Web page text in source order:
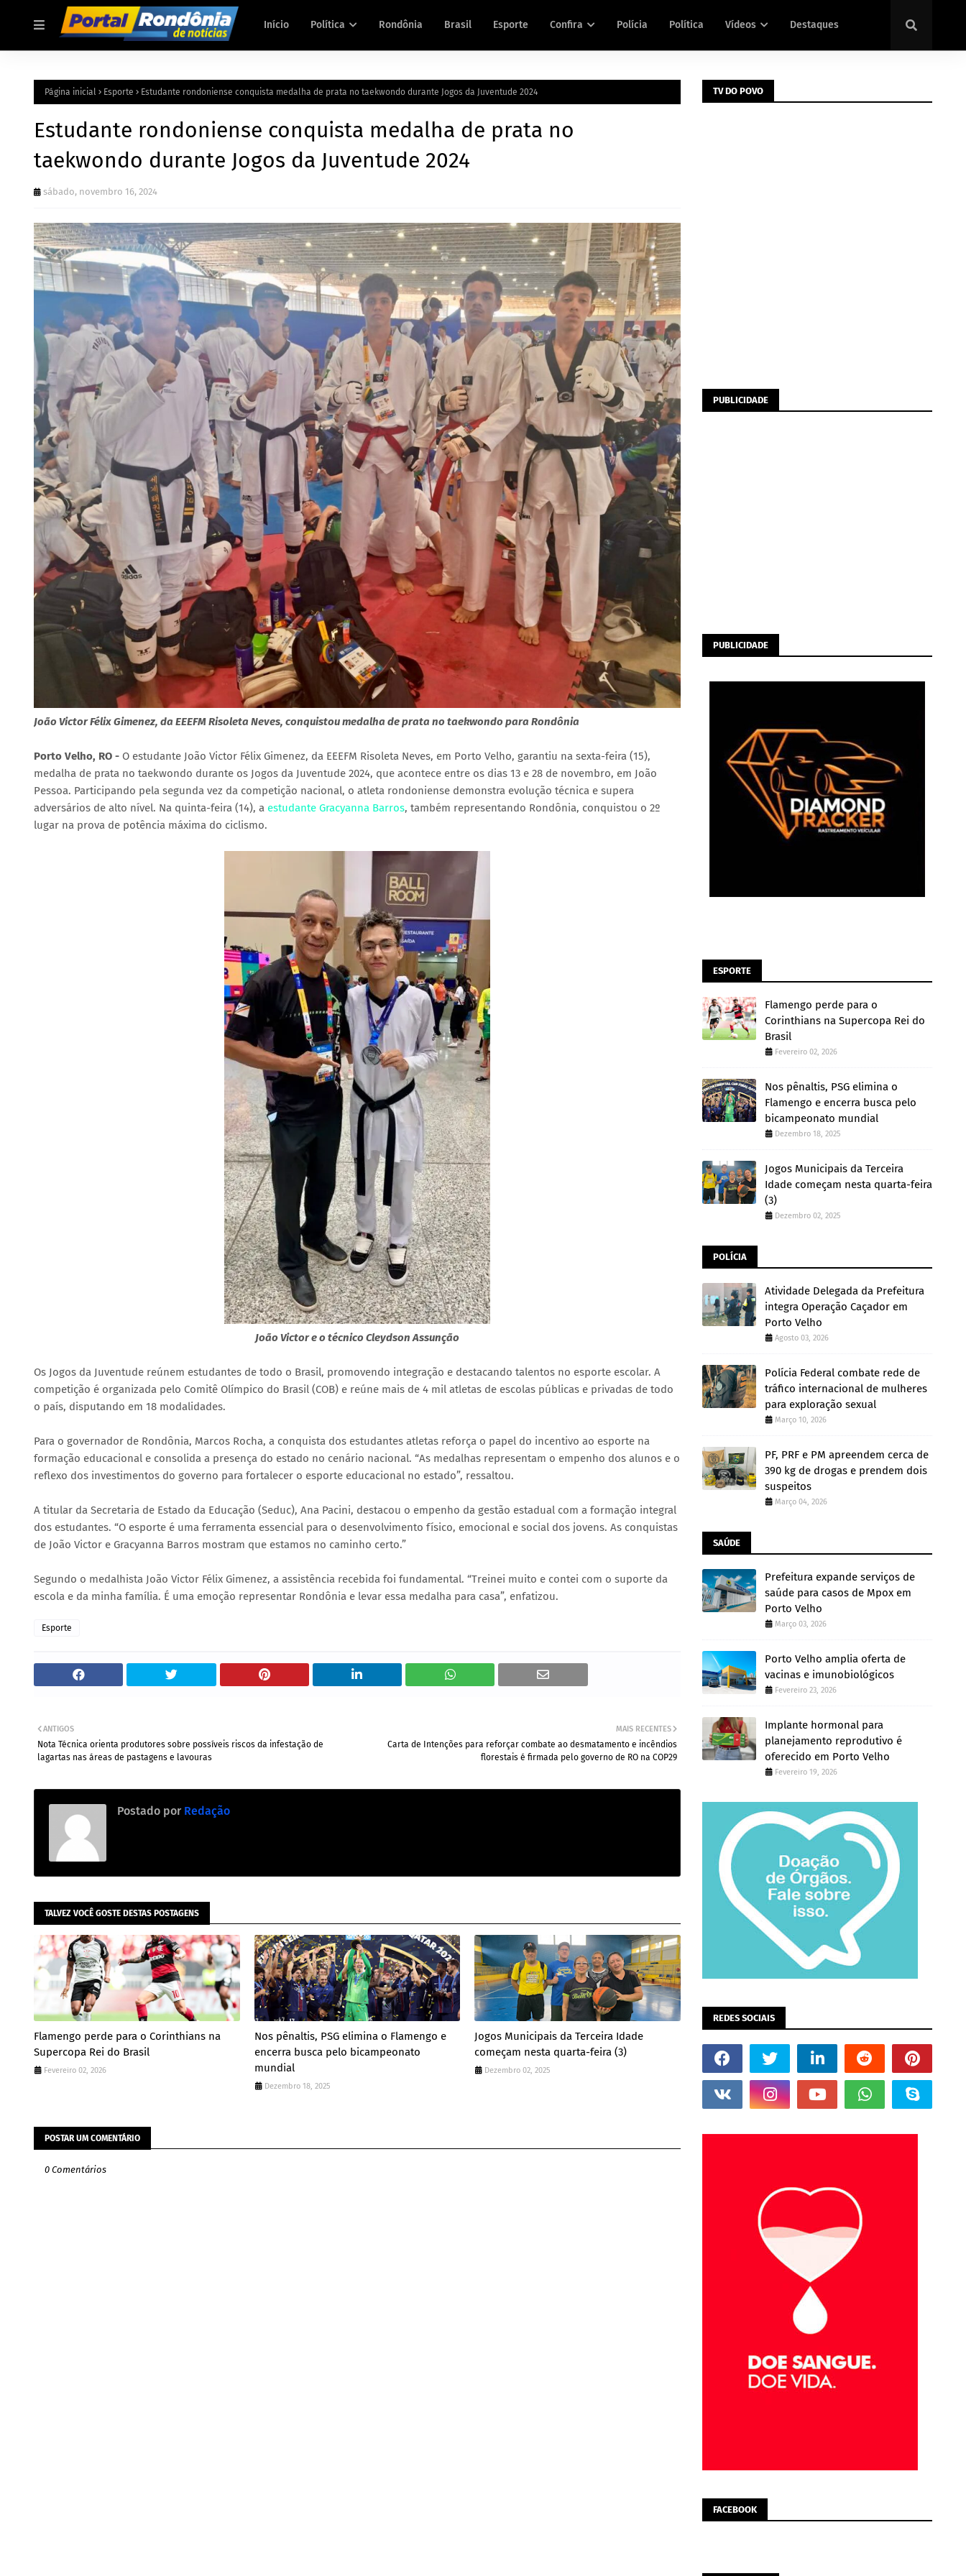
Início Política Rondônia Brasil Esporte Confira Polícia Política Vídeos Destaques
Página inicial Esporte Estudante rondoniense conquista medalha de prata no taekwondo durante Jogos da Juventude 2024
Estudante rondoniense conquista medalha de prata no
taekwondo durante Jogos da Juventude 2024
sábado, novembro 16, 2024
João Victor Félix Gimenez, da EEEFM Risoleta Neves, conquistou medalha de prata no taekwondo para Rondônia
Porto Velho, RO - O estudante João Victor Félix Gimenez, da EEEFM Risoleta Neves, em Porto Velho, garantiu na sexta-feira (15),
medalha de prata no taekwondo durante os Jogos da Juventude 2024, que acontece entre os dias 13 e 28 de novembro, em João
Pessoa. Participando pela segunda vez da competição nacional, o atleta rondoniense demonstra evolução técnica e supera
adversários de alto nível. Na quinta-feira (14), a estudante Gracyanna Barros, também representando Rondônia, conquistou o 2º
lugar na prova de potência máxima do ciclismo.
João Victor e o técnico Cleydson Assunção
Os Jogos da Juventude reúnem estudantes de todo o Brasil, promovendo integração e destacando talentos no esporte escolar. A
competição é organizada pelo Comitê Olímpico do Brasil (COB) e reúne mais de 4 mil atletas de escolas públicas e privadas de todo
o país, disputando em 18 modalidades.
Para o governador de Rondônia, Marcos Rocha, a conquista dos estudantes atletas reforça o papel do incentivo ao esporte na
formação educacional e consolida a presença do estado no cenário nacional. “As medalhas representam o empenho dos alunos e o
reflexo dos investimentos do governo para fortalecer o esporte educacional no estado”, ressaltou.
A titular da Secretaria de Estado da Educação (Seduc), Ana Pacini, destacou o empenho da gestão estadual com a formação integral
dos estudantes. “O esporte é uma ferramenta essencial para o desenvolvimento físico, emocional e social dos jovens. As conquistas
de João Victor e Gracyanna Barros mostram que estamos no caminho certo.”
Segundo o medalhista João Victor Félix Gimenez, a assistência recebida foi fundamental. “Treinei muito e contei com o suporte da
escola e da minha família. É uma emoção representar Rondônia e levar essa medalha para casa”, enfatizou.
Esporte
MAIS RECENTES
Carta de Intenções para reforçar combate ao desmatamento e incêndios
florestais é firmada pelo governo de RO na COP29
ANTIGOS
Nota Técnica orienta produtores sobre possíveis riscos da infestação de
lagartas nas áreas de pastagens e lavouras
Postado por Redação
TALVEZ VOCÊ GOSTE DESTAS POSTAGENS
Flamengo perde para o Corinthians na
Supercopa Rei do Brasil
Fevereiro 02, 2026
Nos pênaltis, PSG elimina o Flamengo e
encerra busca pelo bicampeonato
mundial
Dezembro 18, 2025
Jogos Municipais da Terceira Idade
começam nesta quarta-feira (3)
Dezembro 02, 2025
POSTAR UM COMENTÁRIO
0 Comentários
TV DO POVO
PUBLICIDADE
PUBLICIDADE
ESPORTE
Flamengo perde para o
Corinthians na Supercopa Rei do
Brasil
Fevereiro 02, 2026
Nos pênaltis, PSG elimina o
Flamengo e encerra busca pelo
bicampeonato mundial
Dezembro 18, 2025
Jogos Municipais da Terceira
Idade começam nesta quarta-feira
(3)
Dezembro 02, 2025
POLÍCIA
Atividade Delegada da Prefeitura
integra Operação Caçador em
Porto Velho
Agosto 03, 2026
Polícia Federal combate rede de
tráfico internacional de mulheres
para exploração sexual
Março 10, 2026
PF, PRF e PM apreendem cerca de
390 kg de drogas e prendem dois
suspeitos
Março 04, 2026
SAÚDE
Prefeitura expande serviços de
saúde para casos de Mpox em
Porto Velho
Março 03, 2026
Porto Velho amplia oferta de
vacinas e imunobiológicos
Fevereiro 23, 2026
Implante hormonal para
planejamento reprodutivo é
oferecido em Porto Velho
Fevereiro 19, 2026
REDES SOCIAIS
FACEBOOK